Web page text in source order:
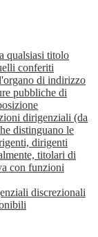
qualsiasi titolo
conferiti
di indirizzo
pubbliche di
dirigenziali (da
distinguano le
dirigenti
titolari di
con funzioni
discrezionali